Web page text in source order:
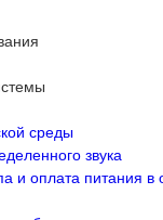
среды
звука
и оплата питания в